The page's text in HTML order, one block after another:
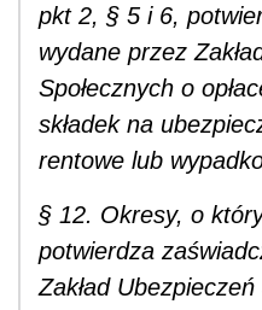
pkt 2, § 5 i 6,
wydane przez
Społecznych o
składek na
rentowe lub
§ 12. Okresy, o
potwierdza
Zakład